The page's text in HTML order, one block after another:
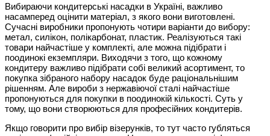
Вибираючи кондитерські насадки в Україні, важливо
насамперед оцінити матеріал, з якого вони виготовлені.
Сучасні виробники пропонують чотири варіанти до вибору:
метал, силікон, полікарбонат, пластик. Реалізуються такі
товари найчастіше у комплекті, але можна підібрати і
поодинокі екземпляри. Виходячи з того, що кожному
кондитеру важливо підібрати собі великий асортимент, то
покупка зібраного набору насадок буде раціональнішим
рішенням. Але вироби з нержавіючої сталі найчастіше
пропонуються для покупки в поодинокій кількості. Суть у
тому, що вони створюються для професійних кондитерів.
Якщо говорити про вибір візерунків, то тут часто губляться